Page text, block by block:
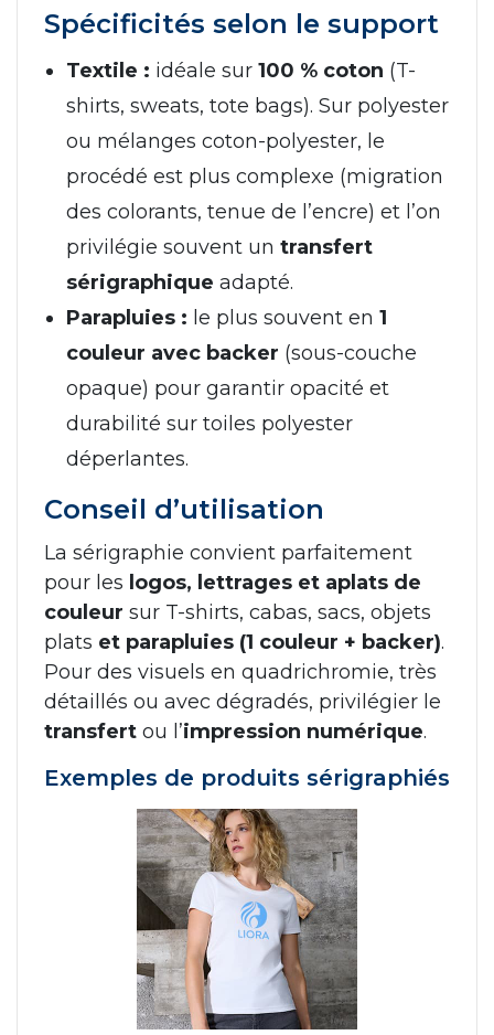
Spécificités selon le support
Textile : idéale sur 100 % coton (T-
shirts, sweats, tote bags). Sur polyester
ou mélanges coton-polyester, le
procédé est plus complexe (migration
des colorants, tenue de l’encre) et l’on
privilégie souvent un transfert
sérigraphique adapté.
Parapluies : le plus souvent en 1
couleur avec backer (sous-couche
opaque) pour garantir opacité et
durabilité sur toiles polyester
déperlantes.
Conseil d’utilisation
La sérigraphie convient parfaitement
pour les logos, lettrages et aplats de
couleur sur T-shirts, cabas, sacs, objets
plats et parapluies (1 couleur + backer).
Pour des visuels en quadrichromie, très
détaillés ou avec dégradés, privilégier le
transfert ou l’impression numérique.
Exemples de produits sérigraphiés